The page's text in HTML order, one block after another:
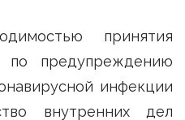
принятия
по предупреждению
инфекции
внутренних дел